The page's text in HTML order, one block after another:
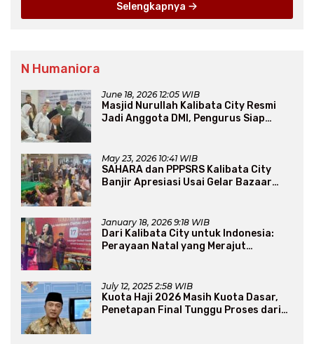
Selengkapnya
N Humaniora
June 18, 2026 12:05 WIB
Masjid Nurullah Kalibata City Resmi
Jadi Anggota DMI, Pengurus Siap
May 23, 2026 10:41 WIB
SAHARA dan PPPSRS Kalibata City
Banjir Apresiasi Usai Gelar Bazaar
January 18, 2026 9:18 WIB
Dari Kalibata City untuk Indonesia:
Perayaan Natal yang Merajut
July 12, 2025 2:58 WIB
Kuota Haji 2026 Masih Kuota Dasar,
Penetapan Final Tunggu Proses dari